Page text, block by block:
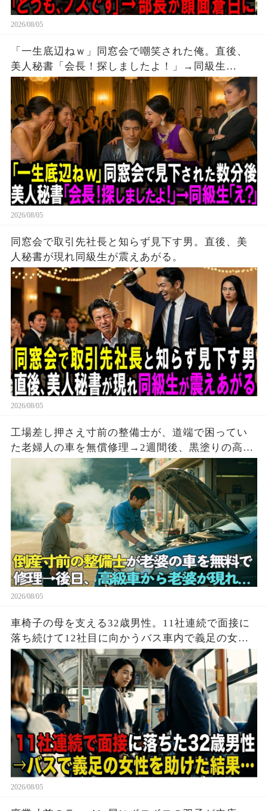
2026/08/05
「一生底辺ねｗ」同窓会で嘲笑された俺。直後、
美人秘書「会長！探しましたよ！」→同級生
「え？」。
2026/08/05
同窓会で取引先社長と知らず見下す男。直後、美
人秘書が現れ同級生が震えあがる。
2026/08/05
工場差し押さえ寸前の整備士が、道端で困ってい
た老婦人の車を無償修理→2週間後、黒塗りの高級
2026/08/05
車椅子の母を支える32歳男性。11社連続で面接に
落ち続けて12社目に向かうバス車内で義足の女性
を助けた結果…
2026/08/05